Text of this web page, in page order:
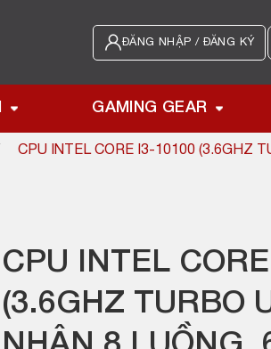
ĐĂNG NHẬP / ĐĂNG KÝ
GAMING GEAR
CPU INTEL CORE I3-10100 (3.6GHZ
CPU INTEL
(3.6GHZ TURBO